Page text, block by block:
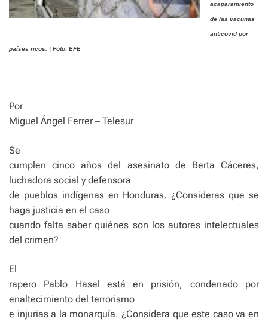
acaparamiento
de las vacunas
anticovid por
países ricos. | Foto: EFE
Por
Miguel Ángel Ferrer – Telesur
Se
cumplen cinco años del asesinato de Berta Cáceres,
luchadora social y defensora
de pueblos indígenas en Honduras. ¿Consideras que se
haga justicia en el caso
cuando falta saber quiénes son los autores intelectuales
del crimen?
El
rapero Pablo Hasel está en prisión, condenado por
enaltecimiento del terrorismo
e injurias a la monarquía. ¿Considera que este caso va en